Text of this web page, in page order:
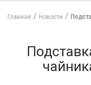
Главная Новости